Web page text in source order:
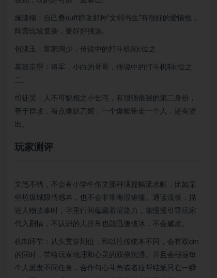
施湪楠：自己叠buff群攻那种“文弱书生”有很好的爱情线，
阵营比较复杂，要好好挑选。
包湪玉：富家阔少，传说中的打斗机制c位之
慕容京墨：将军，小白的哥哥，传说中的打斗机制c位之
二。
司徒昊：人不可貌相之小乞丐，有很强很强的第二身份，
善于群攻，有点像妖刀姬，一个爆能带走一个人，还有溢
出。
玩家测评
文笔不错，不会有小学生作文那种满篇幅流水账，比如某
些垃圾城限情感本，也不会非常晦涩难懂。通读流畅，描
述人物故事时，字里行间蕴藏着渲染力，能慢慢引导玩家
代入剧情，不认识的人拼车也能迅速破冰，不会尴尬。
机制环节：从头贯穿到位，和以往传统本不同，会有双dm
的同时，带给玩家地理和心灵的双倍沉浸。并且会根据每
个人派发不同任务，合作勾心斗角或者拉帮结派只在一瞬